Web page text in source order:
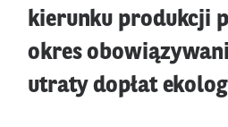
kierunku produkcji
okres
utraty dopłat